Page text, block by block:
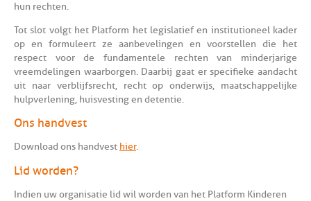
hun rechten.
Tot slot volgt het Platform het legislatief en institutioneel kader
op en formuleert ze aanbevelingen en voorstellen die het
respect voor de fundamentele rechten van minderjarige
vreemdelingen waarborgen. Daarbij gaat er specifieke aandacht
uit naar verblijfsrecht, recht op onderwijs, maatschappelijke
hulpverlening, huisvesting en detentie.
Ons handvest
Download ons handvest hier.
Lid worden?
Indien uw organisatie lid wil worden van het Platform Kinderen